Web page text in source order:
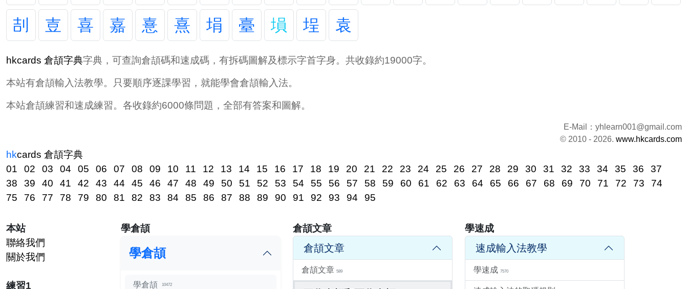
㓤
壴 喜 嘉 憙 熹 埍 臺 塤 埕 袁
hkcards 倉頡字典字典，可查詢倉頡碼和速成碼，有拆碼圖解及標示字首字身。共收錄約19000字。
本站有倉頡輸入法教學。只要順序逐課學習，就能學會倉頡輸入法。
本站倉頡練習和速成練習。各收錄約6000條問題，全部有答案和圖解。
E-Mail： yhlearn001@gmail.com
© 2010 - 2026. www.hkcards.com
hkcards 倉頡字典
01
02 03 04 05 06 07 08 09 10 11 12 13 14 15 16 17 18 19 20 21 22 23 24 25 26 27 28 29 30 31 32 33 34 35 36
37
38
39 40 41 42 43 44 45 46 47 48 49 50 51 52 53 54 55 56 57 58 59 60 61 62 63 64 65 66 67 68 69 70 71 72 73
74
75
76 77 78 79 80 81 82 83 84 85 86 87 88 89 90 91 92 93 94 95
本站
聯絡我們
關於我們
練習1
學倉頡
學倉頡
學倉頡 10472
倉頡文章
倉頡文章
倉頡文章 589
學速成
速成輸入法教學
學速成 7570